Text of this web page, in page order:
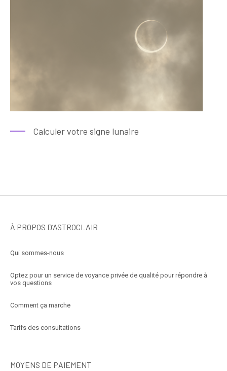
Calculer votre signe lunaire
À PROPOS D’ASTROCLAIR
Qui sommes-nous
Optez pour un service de voyance privée de qualité pour répondre à
vos questions
Comment ça marche
Tarifs des consultations
MOYENS DE PAIEMENT